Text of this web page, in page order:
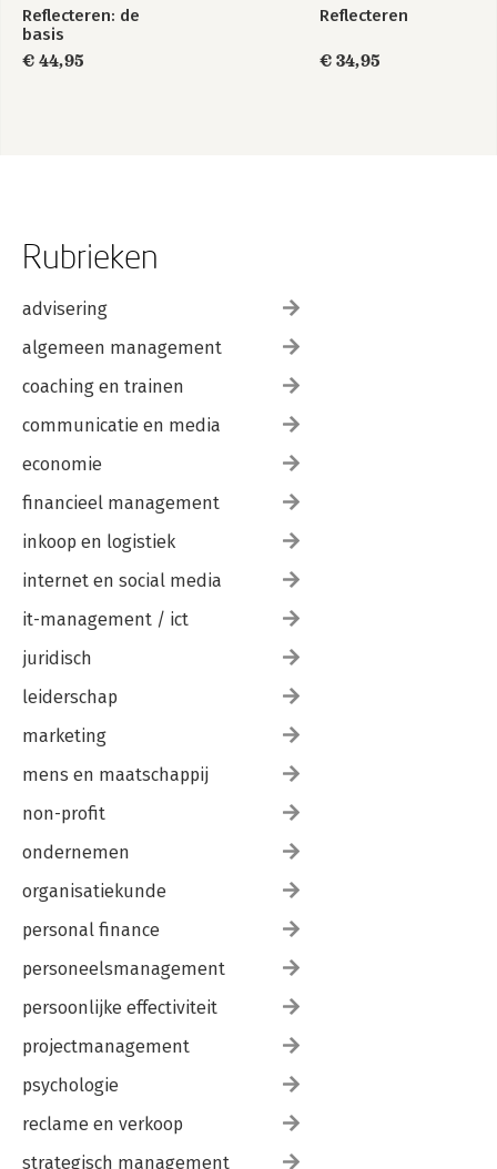
Terugkijken voor je verdergaat 183
De toekomst 185
Reflecteren: de
basis
€ 44,95
Reflecteren
€ 34,95
Rubrieken
advisering
algemeen management
coaching en trainen
communicatie en media
economie
financieel management
inkoop en logistiek
internet en social media
it-management / ict
juridisch
leiderschap
marketing
mens en maatschappij
non-profit
ondernemen
organisatiekunde
personal finance
personeelsmanagement
persoonlijke effectiviteit
projectmanagement
psychologie
reclame en verkoop
strategisch management